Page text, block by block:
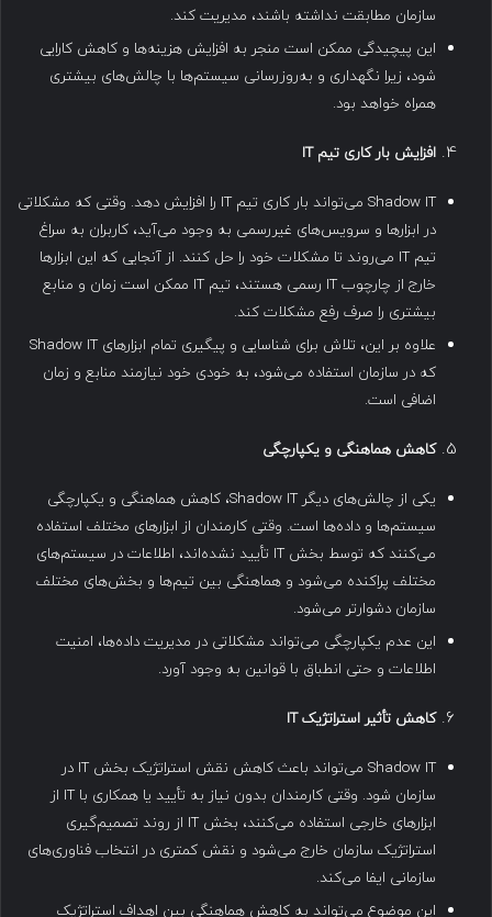
سازمان مطابقت نداشته باشند، مدیریت کند.
این پیچیدگی ممکن است منجر به افزایش هزینه‌ها و کاهش کارایی
شود، زیرا نگهداری و به‌روزرسانی سیستم‌ها با چالش‌های بیشتری
همراه خواهد بود.
افزایش بار کاری تیم IT
Shadow IT می‌تواند بار کاری تیم IT را افزایش دهد. وقتی که مشکلاتی
در ابزارها و سرویس‌های غیررسمی به وجود می‌آید، کاربران به سراغ
تیم IT می‌روند تا مشکلات خود را حل کنند. از آنجایی که این ابزارها
خارج از چارچوب IT رسمی هستند، تیم IT ممکن است زمان و منابع
بیشتری را صرف رفع مشکلات کند.
علاوه بر این، تلاش برای شناسایی و پیگیری تمام ابزارهای Shadow IT
که در سازمان استفاده می‌شود، به خودی خود نیازمند منابع و زمان
اضافی است.
کاهش هماهنگی و یکپارچگی
یکی از چالش‌های دیگر Shadow IT، کاهش هماهنگی و یکپارچگی
سیستم‌ها و داده‌ها است. وقتی کارمندان از ابزارهای مختلف استفاده
می‌کنند که توسط بخش IT تأیید نشده‌اند، اطلاعات در سیستم‌های
مختلف پراکنده می‌شود و هماهنگی بین تیم‌ها و بخش‌های مختلف
سازمان دشوارتر می‌شود.
این عدم یکپارچگی می‌تواند مشکلاتی در مدیریت داده‌ها، امنیت
اطلاعات و حتی انطباق با قوانین به وجود آورد.
کاهش تأثیر استراتژیکIT
Shadow IT می‌تواند باعث کاهش نقش استراتژیک بخش IT در
سازمان شود. وقتی کارمندان بدون نیاز به تأیید یا همکاری با IT از
ابزارهای خارجی استفاده می‌کنند، بخش IT از روند تصمیم‌گیری
استراتژیک سازمان خارج می‌شود و نقش کمتری در انتخاب فناوری‌های
سازمانی ایفا می‌کند.
این موضوع می‌تواند به کاهش هماهنگی بین اهداف استراتژیک